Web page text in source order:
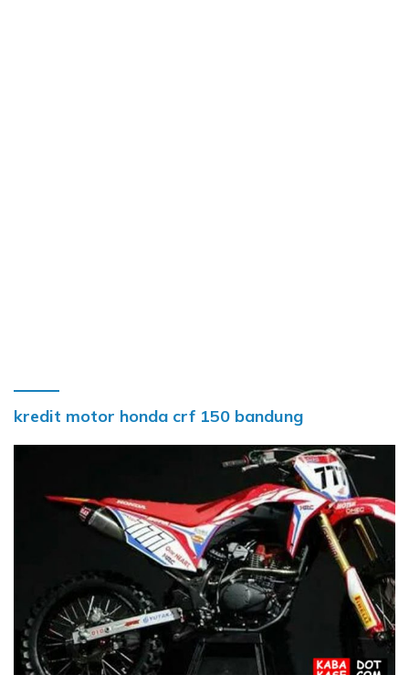
kredit motor honda crf 150 bandung